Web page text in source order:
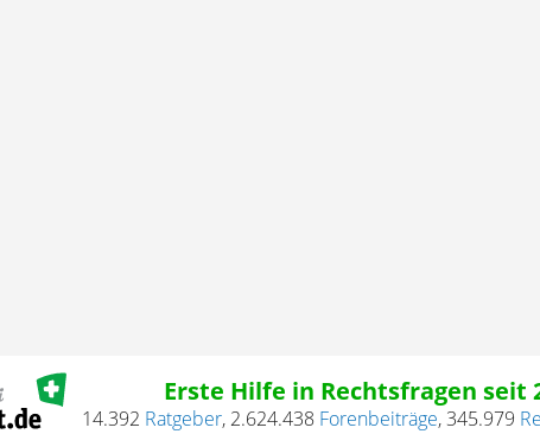
Erste Hilfe in Rechtsfragen seit
14.392 Ratgeber, 2.624.438 Forenbeiträge,345.979